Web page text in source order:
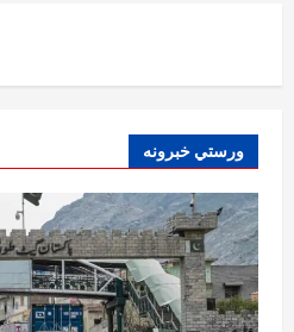
2
درې کسان وژل
0
افغانستان
ورستي خبرونه